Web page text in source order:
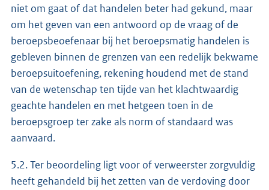
niet om gaat of dat handelen beter had gekund, maar
om het geven van een antwoord op de vraag of de
beroepsbeoefenaar bij het beroepsmatig handelen is
gebleven binnen de grenzen van een redelijk bekwame
beroepsuitoefening, rekening houdend met de stand
van de wetenschap ten tijde van het klachtwaardig
geachte handelen en met hetgeen toen in de
beroepsgroep ter zake als norm of standaard was
aanvaard.
5.2. Ter beoordeling ligt voor of verweerster zorgvuldig
heeft gehandeld bij het zetten van de verdoving door